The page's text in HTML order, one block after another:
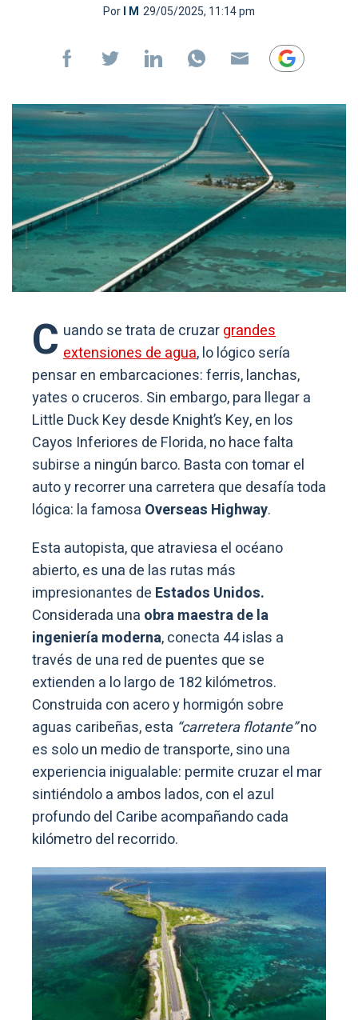
PorI M 29/05/2025, 11:14 pm
C uando se trata de cruzargrandes
extensiones de agua, lo lógico sería
pensar en embarcaciones: ferris, lanchas,
yates o cruceros. Sin embargo, para llegar a
Little Duck Key desde Knight’s Key, en los
Cayos Inferiores de Florida, no hace falta
subirse a ningún barco. Basta con tomar el
auto y recorrer una carretera que desafía toda
lógica: la famosa Overseas Highway.
Esta autopista, que atraviesa el océano
abierto, es una de las rutas más
impresionantes de Estados Unidos.
Considerada una obra maestra de la
ingenieríamoderna, conecta 44 islas a
través de una red de puentes que se
extienden a lo largo de 182 kilómetros.
Construida con acero y hormigón sobre
aguas caribeñas, esta “carretera flotante”no
es solo un medio de transporte, sino una
experiencia inigualable: permite cruzar el mar
sintiéndolo a ambos lados, con el azul
profundo del Caribe acompañando cada
kilómetro del recorrido.